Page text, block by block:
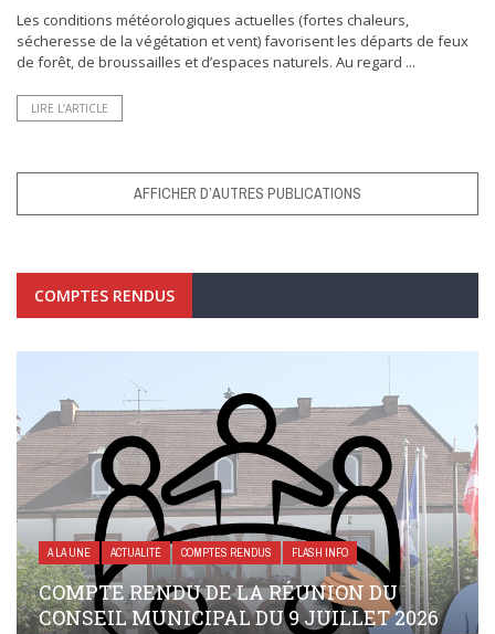
Les conditions météorologiques actuelles (fortes chaleurs,
sécheresse de la végétation et vent) favorisent les départs de feux
de forêt, de broussailles et d’espaces naturels. Au regard ...
LIRE L’ARTICLE
AFFICHER D’AUTRES PUBLICATIONS
COMPTES RENDUS
A LA UNE ACTUALITÉ COMPTES RENDUS FLASH INFO
COMPTE RENDU DE LA RÉUNION DU
CONSEIL MUNICIPAL DU 9 JUILLET 2026